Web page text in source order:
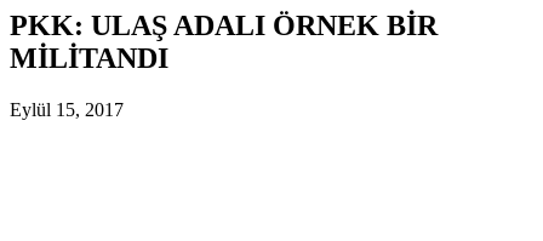
PKK: ULAŞ ADALI ÖRNEK BİR
MİLİTANDI
Eylül 15, 2017